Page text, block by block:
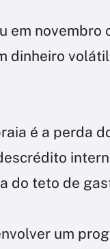
em novembro
dinheiro
é a perda
do teto de
um